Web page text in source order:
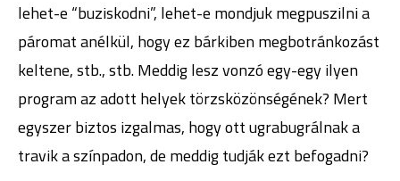
lehet-e “buziskodni”, lehet-e mondjuk megpuszilni a
páromat anélkül, hogy ez bárkiben megbotránkozást
keltene, stb., stb. Meddig lesz vonzó egy-egy ilyen
program az adott helyek törzsközönségének? Mert
egyszer biztos izgalmas, hogy ott ugrabugrálnak a
travik a színpadon, de meddig tudják ezt befogadni?